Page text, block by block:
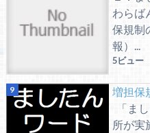
わらば
保規制
報）...
5ビュー
増担保
「ま
所が実